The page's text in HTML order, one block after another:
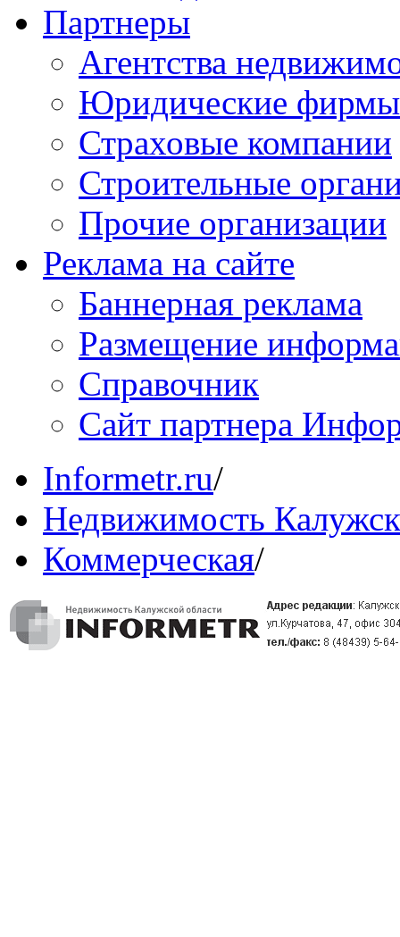
Партнеры
Агентства
Юридические фирмы
Страховые компании
Строительные
Прочие организации
Реклама на сайте
Баннерная реклама
Размещение
Справочник
Сайт партнера
Informetr.ru/
Недвижимость
Коммерческая/